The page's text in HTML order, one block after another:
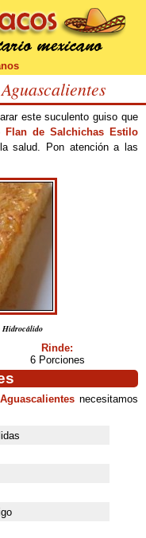
este suculento guiso que
Flan de Salchichas Estilo
salud. Pon atención a las
Rinde:
6 Porciones
necesitamos